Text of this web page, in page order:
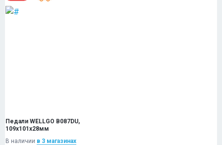
Педали WELLGO B087DU,
109x101x28мм
В наличии в 3 магазинах